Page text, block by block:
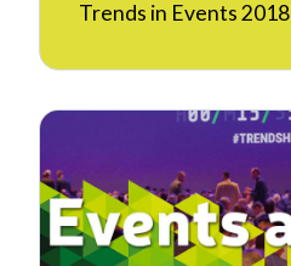
Trends in Events 2018